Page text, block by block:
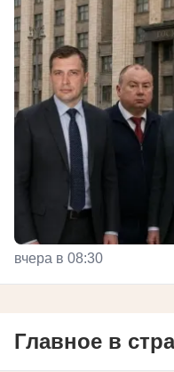
вчера в 08:30
Главное в